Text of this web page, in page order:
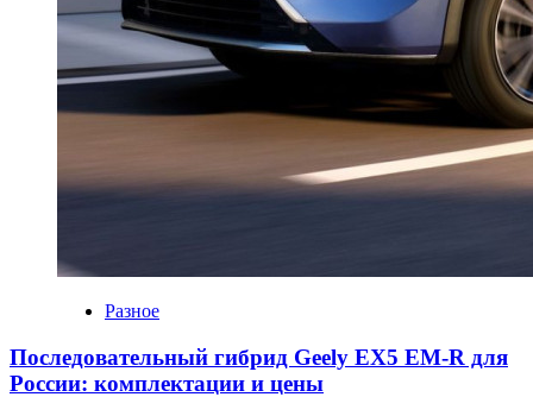
Разное
Последовательный гибрид Geely EX5 EM-R для
России: комплектации и цены